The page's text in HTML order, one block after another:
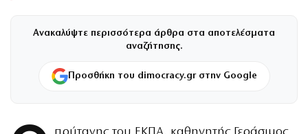
Ανακαλύψτε περισσότερα άρθρα στα αποτελέσματα
αναζήτησης.
Προσθήκη του dimocracy.gr στην Google